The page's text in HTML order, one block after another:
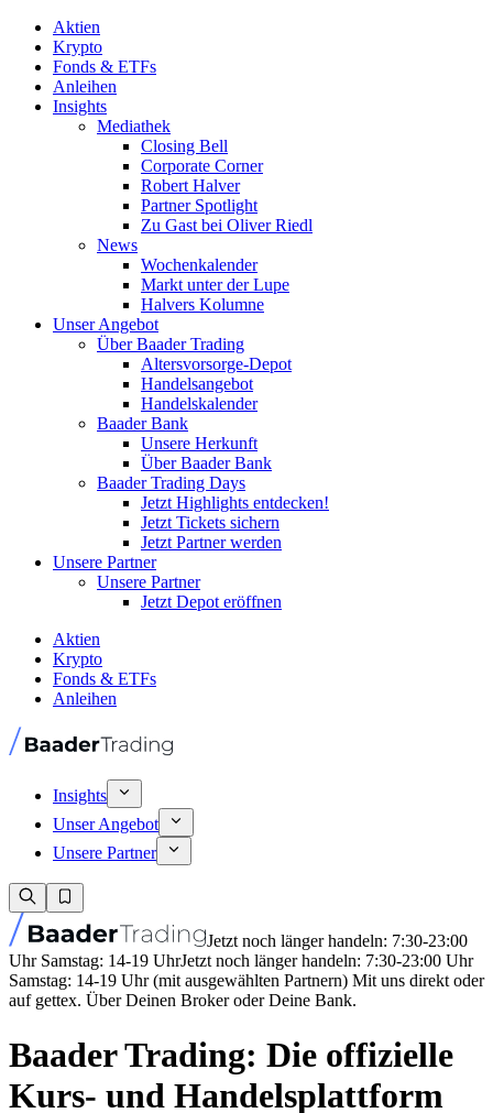
Aktien
Krypto
Fonds & ETFs
Anleihen
Insights
Mediathek
Closing Bell
Corporate Corner
Robert Halver
Partner Spotlight
Zu Gast bei Oliver Riedl
News
Wochenkalender
Markt unter der Lupe
Halvers Kolumne
Unser Angebot
Über Baader Trading
Altersvorsorge-Depot
Handelsangebot
Handelskalender
Baader Bank
Unsere Herkunft
Über Baader Bank
Baader Trading Days
Jetzt Highlights entdecken!
Jetzt Tickets sichern
Jetzt Partner werden
Unsere Partner
Unsere Partner
Jetzt Depot eröffnen
Aktien
Krypto
Fonds & ETFs
Anleihen
Insights
Unser Angebot
Unsere Partner
Jetzt noch länger handeln: 7:30-23:00
Uhr Samstag: 14-19 UhrJetzt noch länger handeln: 7:30-23:00 Uhr
Samstag: 14-19 Uhr (mit ausgewählten Partnern) Mit uns direkt oder
auf gettex. Über Deinen Broker oder Deine Bank.
Baader Trading: Die offizielle
Kurs- und Handelsplattform